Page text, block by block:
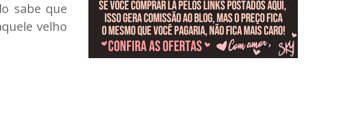
sabe que
velho